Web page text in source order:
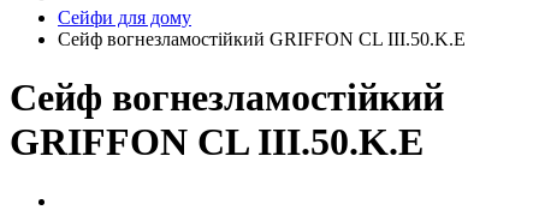
Сейфи для дому
Сейф вогнезламостійкий GRIFFON CL III.50.K.E
Сейф вогнезламостійкий
GRIFFON CL III.50.K.E